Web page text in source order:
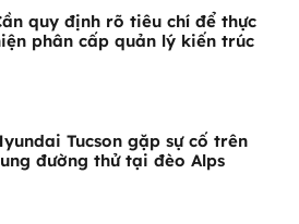
quy định rõ tiêu chí để thực
phân cấp quản lý kiến trúc
Tucson gặp sự cố trên
đường thử tại đèo Alps